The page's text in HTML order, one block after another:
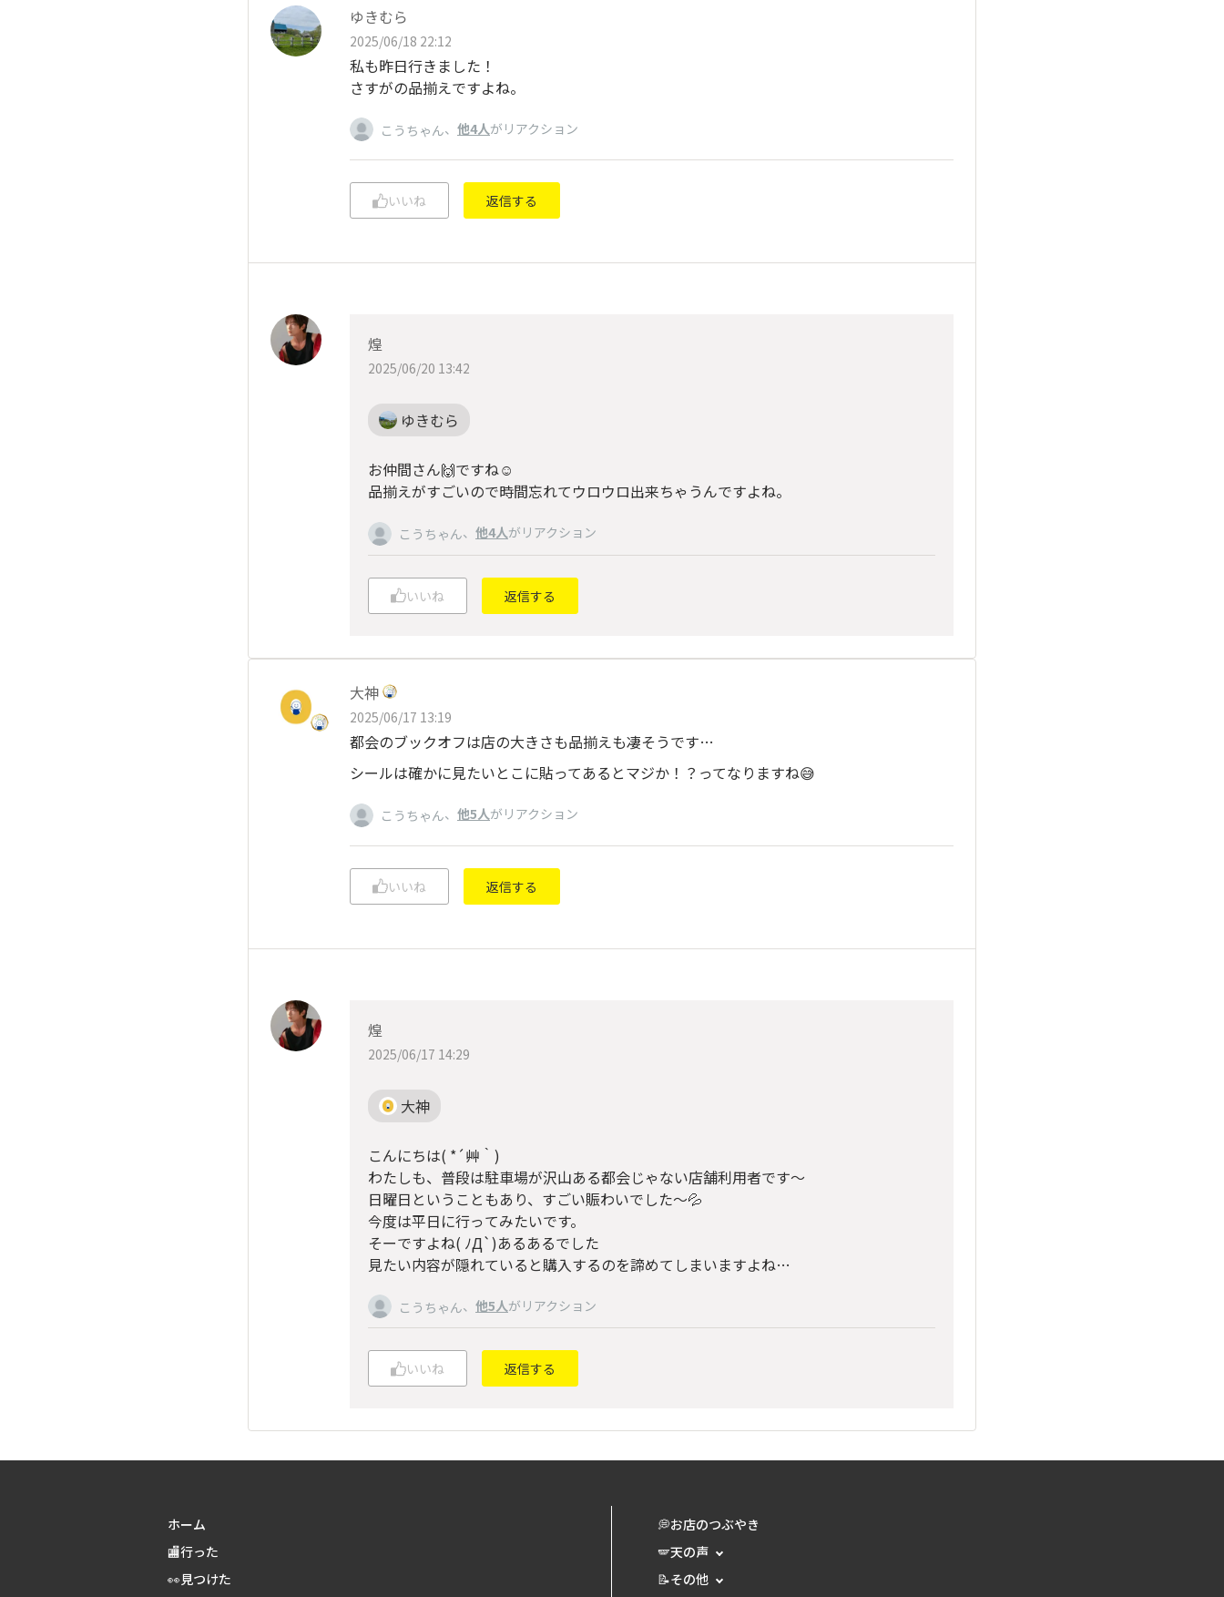
ゆきむら
2025/06/18 22:12
私も昨日行きました！
さすがの品揃えですよね。
こうちゃん、 他4人がリアクション
いいね 返信する
煌
2025/06/20 13:42
ゆきむら
お仲間さん🙌ですね☺️
品揃えがすごいので時間忘れてウロウロ出来ちゃうんですよね。
こうちゃん、 他4人がリアクション
いいね 返信する
大神
2025/06/17 13:19
都会のブックオフは店の大きさも品揃えも凄そうです…
シールは確かに見たいとこに貼ってあるとマジか！？ってなりますね😅
こうちゃん、 他5人がリアクション
いいね 返信する
煌
2025/06/17 14:29
大神
こんにちは( *´艸｀)
わたしも、普段は駐車場が沢山ある都会じゃない店舗利用者です～
日曜日ということもあり、すごい賑わいでした～💦
今度は平日に行ってみたいです。
そーですよね( ﾉД`)あるあるでした
見たい内容が隠れていると購入するのを諦めてしまいますよね…
こうちゃん、 他5人がリアクション
いいね 返信する
ホーム
🏬行った
👀見つけた
💭お店のつぶやき
🪽天の声
📝その他